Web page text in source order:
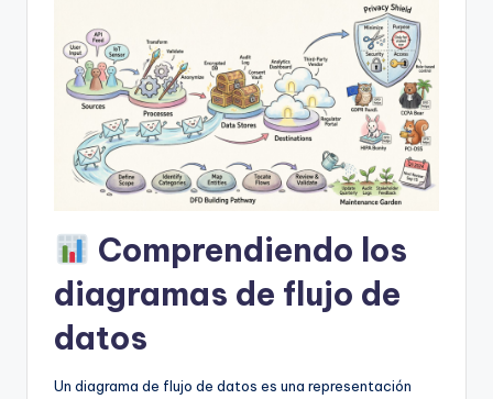
Comprendiendo los
diagramas de flujo de
datos
Un diagrama de flujo de datos es una representación